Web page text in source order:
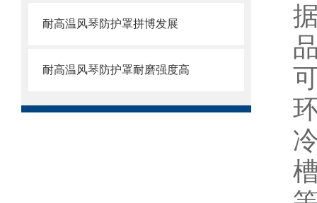
耐高温风琴防护罩拼博发展
耐高温风琴防护罩耐磨强度高